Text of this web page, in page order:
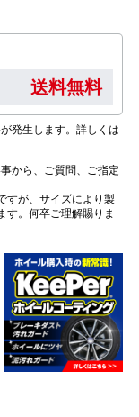
送料無料
発生します。詳しくは
から、ご質問、ご指定
すが、サイズにより製
す。何卒ご理解賜りま